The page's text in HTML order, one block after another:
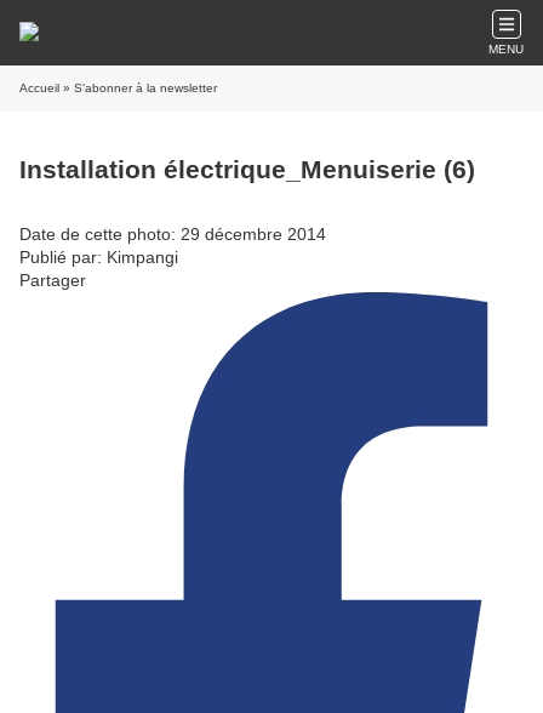
MENU
Accueil » S'abonner à la newsletter
Installation électrique_Menuiserie (6)
Date de cette photo: 29 décembre 2014
Publié par: Kimpangi
Partager